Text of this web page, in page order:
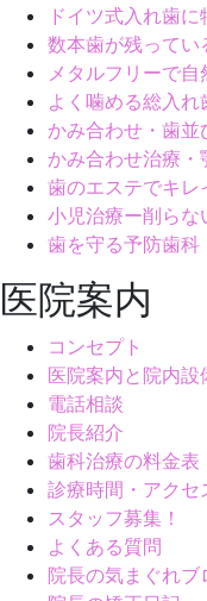
ドイツ式入れ歯
数本歯が残ってい
メタルフリーで自
よく噛める総入れ
かみ合わせ・歯並
かみ合わせ治療・
歯のエステでキレ
小児治療ー削らな
歯を守る予防歯科
医院案内
コンセプト
医院案内と院内設
電話相談
院長紹介
歯科治療の料金表
診療時間・アクセ
スタッフ募集！
よくある質問
院長の気まぐれブ